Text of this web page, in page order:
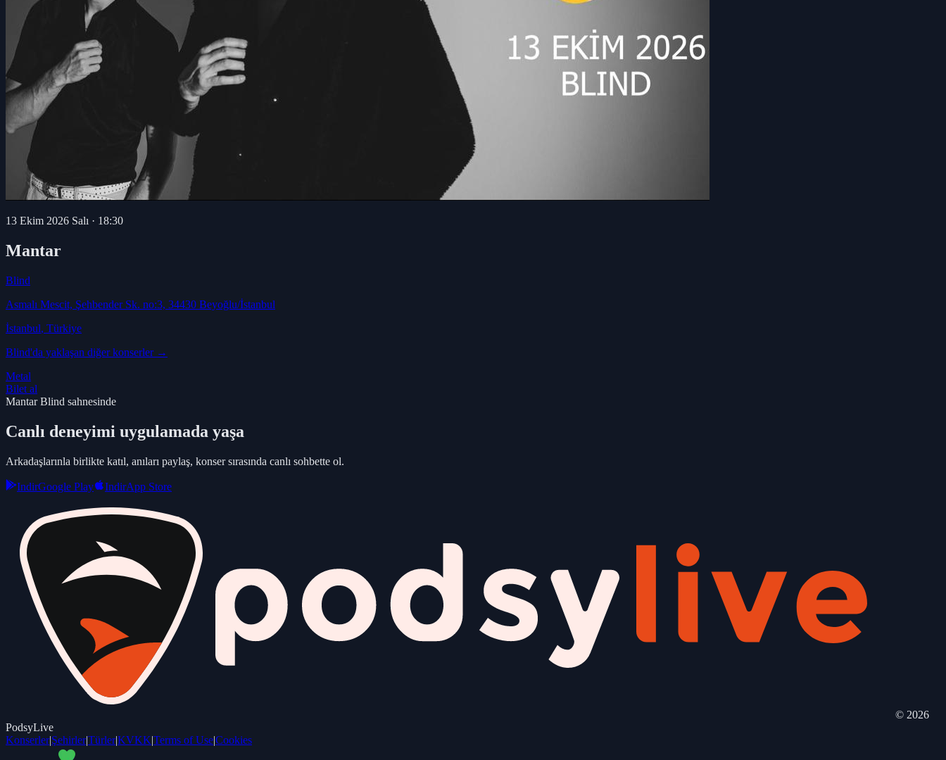
13 Ekim 2026 Salı · 18:30
Mantar
Blind
Asmalı Mescit, Şehbender Sk. no:3, 34430 Beyoğlu/İstanbul
İstanbul, Türkiye
Blind'da yaklaşan diğer konserler →
Metal
Bilet al
Mantar Blind sahnesinde
Canlı deneyimi uygulamada yaşa
Arkadaşlarınla birlikte katıl, anıları paylaş, konser sırasında canlı sohbette ol.
IndirGoogle Play IndirApp Store
© 2026
PodsyLive
Konserler|Şehirler|Türler|KVKK|Terms of Use|Cookies